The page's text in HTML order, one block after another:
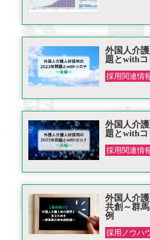
外国人介
題とwith
採用関連情
外国人介
題とwith
採用関連情
外国人介
共創～群
例
採用ノウハ